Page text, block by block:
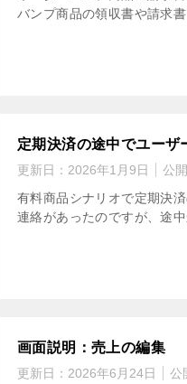
バンプ商品の領収書や請求
定期決済の途中でユーザ
更新日： 2026年1月9日 公
有料商品シナリオで定期決
連絡があったのですが、途
画面説明：売上の編集
更新日： 2026年6月24日 公